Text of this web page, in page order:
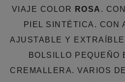
VIAJE COLOR
ROSA .
PIEL SINTÉTICA. CON
AJUSTABLE Y
BOLSILLO PEQUEÑO
CREMALLERA. VARIOS